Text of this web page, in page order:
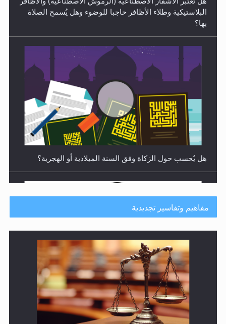
بها؟
هل يُحسب حول الزكاة وفق السنة الميلادية أو الهجرية؟
هل يجوز فتح مشروع كوافير نسائي للمحجبات وغير
المحجبات؟
مفاهيم وتفاسير تجديدية